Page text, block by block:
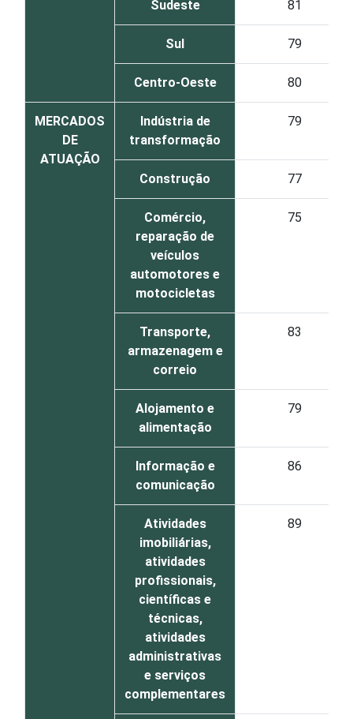
Sudeste 81
Sul 79
Centro-Oeste 80
MERCADOS
DE
ATUAÇÃO
Indústria de
transformação
79
Construção 77
Comércio,
reparação de
veículos
automotores e
motocicletas
75
Transporte,
armazenagem e
correio
83
Alojamento e
alimentação
79
Informação e
comunicação
86
Atividades
imobiliárias,
atividades
profissionais,
científicas e
técnicas,
atividades
administrativas
e serviços
complementares
89